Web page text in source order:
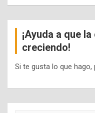
¡Ayuda a que
creciendo!
Si te gusta lo que